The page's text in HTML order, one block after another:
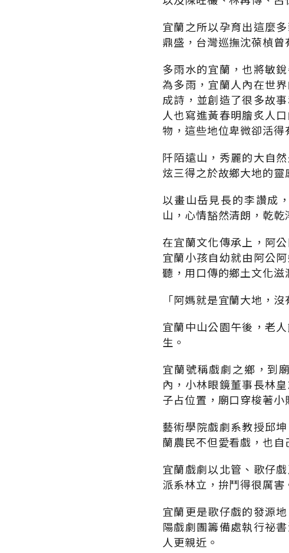
宜蘭之所以孕育出這麼
鼎盛，台灣巡撫沈葆楨曾
多雨水的宜蘭，也將敏
為多雨，宜蘭人內在世
成詩，並創造了很多故
人也寫進黃春明膾炙人
物，這些地位卑微卻活得
阡陌遠山，秀麗的大自
炫三得之於故鄉大地的靈
以畫山岳見長的李讚成
山，心情豁然清朗，乾乾
在宜蘭文化傳承上，阿
宜蘭小孩自幼就由阿公
聽，用口傳的鄉土文化滋
「阿媽就是宜蘭大地，
宜蘭中山公園午後，老
生。
宜蘭號稱戲劇之鄉，到
內，小林眼鏡董事長林
子占位置，廟口穿梭著小
藝術學院戲劇系教授邱
蘭農民不但愛看戲，也自
宜蘭戲劇以北管、歌仔
派系林立，拚鬥得很厲
宜蘭更是歌仔戲的發源
陽戲劇團籌備處執行祕
人更親近。